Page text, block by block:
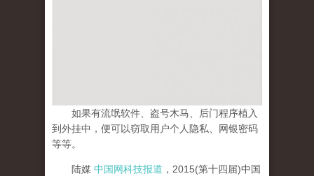
如果有流氓软件、盗号木马、后门程序植入
到外挂中，便可以窃取用户个人隐私、网银密码
等等。
陆媒 中国网科技报道 ，2015(第十四届)中国